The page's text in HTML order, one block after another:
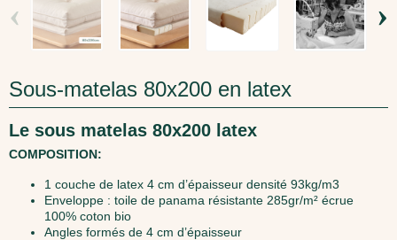
‹ ›
Sous-matelas 80x200 en latex
Le sous matelas 80x200 latex
COMPOSITION:
1 couche de latex 4 cm d’épaisseur densité 93kg/m3
Enveloppe : toile de panama résistante 285gr/m² écrue
100% coton bio
Angles formés de 4 cm d’épaisseur